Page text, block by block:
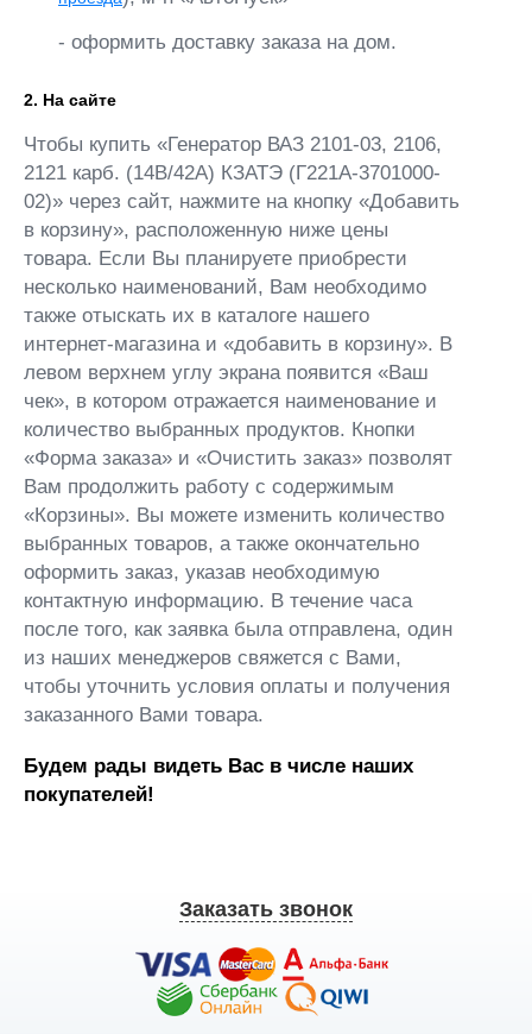
- оформить доставку заказа на дом.
2. На сайте
Чтобы купить «Генератор ВАЗ 2101-03, 2106,
2121 карб. (14В/42А) КЗАТЭ (Г221А-3701000-
02)» через сайт, нажмите на кнопку «Добавить
в корзину», расположенную ниже цены
товара. Если Вы планируете приобрести
несколько наименований, Вам необходимо
также отыскать их в каталоге нашего
интернет-магазина и «добавить в корзину». В
левом верхнем углу экрана появится «Ваш
чек», в котором отражается наименование и
количество выбранных продуктов. Кнопки
«Форма заказа» и «Очистить заказ» позволят
Вам продолжить работу с содержимым
«Корзины». Вы можете изменить количество
выбранных товаров, а также окончательно
оформить заказ, указав необходимую
контактную информацию. В течение часа
после того, как заявка была отправлена, один
из наших менеджеров свяжется с Вами,
чтобы уточнить условия оплаты и получения
заказанного Вами товара.
Будем рады видеть Вас в числе наших
покупателей!
Заказать звонок